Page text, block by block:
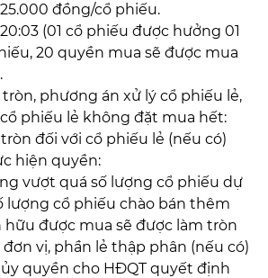
đồng/cổ phiếu.
(01 cổ phiếu được hưởng 01
20 quyền mua sẽ được mua
phương án xử lý cổ phiếu lẻ,
phiếu lẻ không đặt mua hết:
đối với cổ phiếu lẻ (nếu có)
hiện quyền:
vượt quá số lượng cổ phiếu dự
lượng cổ phiếu chào bán thêm
hữu được mua sẽ được làm tròn
vị, phần lẻ thập phân (nếu có)
quyền cho HĐQT quyết định